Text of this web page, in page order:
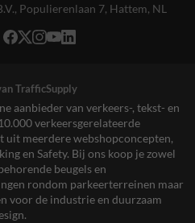
Populierenlaan 7, Hattem, NL
TrafficSupply
aanbieder van verkeers-, tekst- en
verkeersgerelateerde
uit meerdere webshopconcepten,
en Safety. Bij ons koop je zowel
beugels en
rondom parkeerterreinen maar
voor de industrie en duurzaam